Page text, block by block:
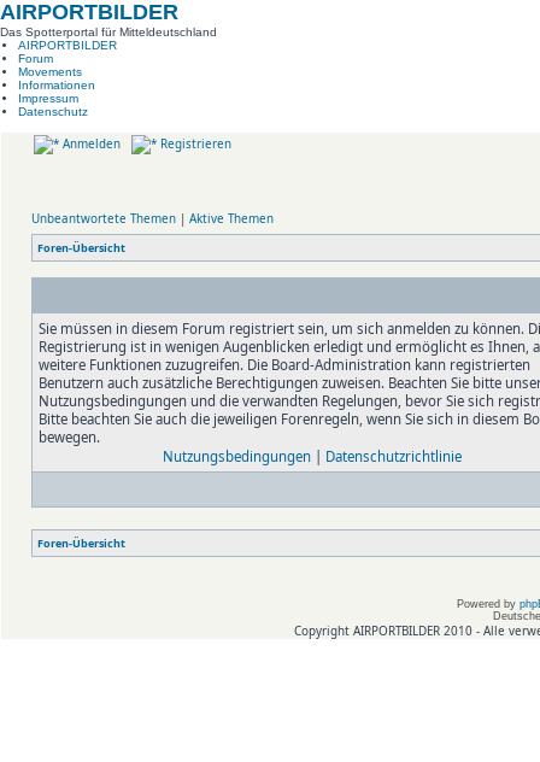
AIRPORTBILDER
Das Spotterportal für Mitteldeutschland
AIRPORTBILDER
Forum
Movements
Informationen
Impressum
Datenschutz
Anmelden Registrieren
Unbeantwortete Themen | Aktive Themen
Foren-Übersicht
Sie müssen in diesem Forum registriert sein, um sich anmelden zu können.
Registrierung ist in wenigen Augenblicken erledigt und ermöglicht es Ihnen,
weitere Funktionen zuzugreifen. Die Board-Administration kann registrierten
Benutzern auch zusätzliche Berechtigungen zuweisen. Beachten Sie bitte
Nutzungsbedingungen und die verwandten Regelungen, bevor Sie sich
Bitte beachten Sie auch die jeweiligen Forenregeln, wenn Sie sich in diesem
bewegen.
Nutzungsbedingungen| Datenschutzrichtlinie
Foren-Übersicht
Powered by
Copyright AIRPORTBILDER 2010 - Alle